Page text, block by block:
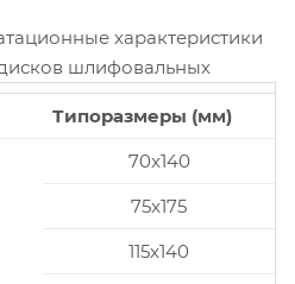
характеристики
шлифовальных
Типоразмеры (мм)
70x140
75x175
115x140